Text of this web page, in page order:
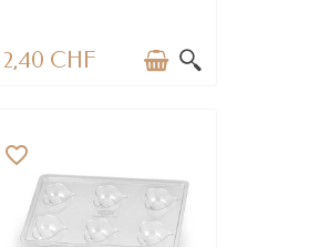
2,40 CHF
favorite_border